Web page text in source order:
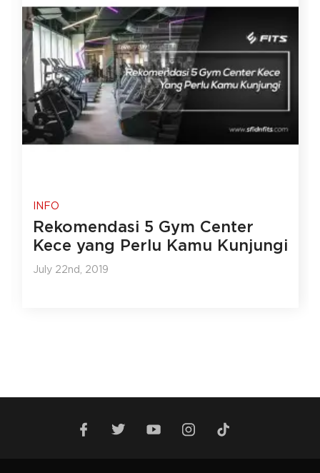
INFO
Rekomendasi 5 Gym Center
Kece yang Perlu Kamu Kunjungi
July 22nd, 2019